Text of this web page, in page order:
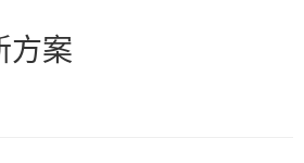
方案